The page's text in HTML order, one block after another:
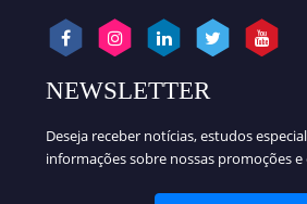
NEWSLETTER
Deseja receber notícias, estudos
informações sobre nossas promoções